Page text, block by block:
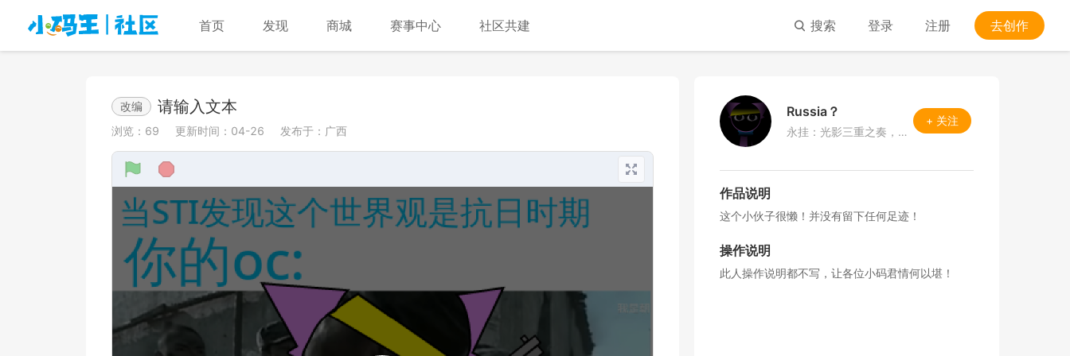
首页 发现 商城 赛事中心 社区共建 搜索 登录 注册 去创作
改编 请输入文本
浏览： 69 更新时间： 04-26 发布于： 广西
Russia？
永挂：光影三重之奏，这事不完结我不会换头像的
+ 关注
作品说明
这个小伙子很懒！并没有留下任何足迹！
操作说明
此人操作说明都不写，让各位小码君情何以堪！